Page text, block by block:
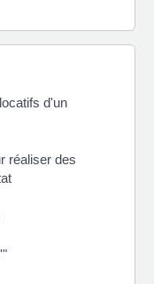
d'un
réaliser des